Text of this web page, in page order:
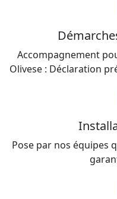
Accompagnement
Olivese : Déclaration
Pose par nos équipes